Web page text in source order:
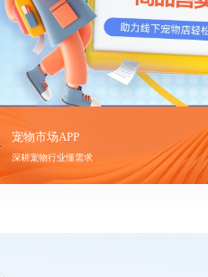
宠物市场APP
深耕宠物行业懂需求